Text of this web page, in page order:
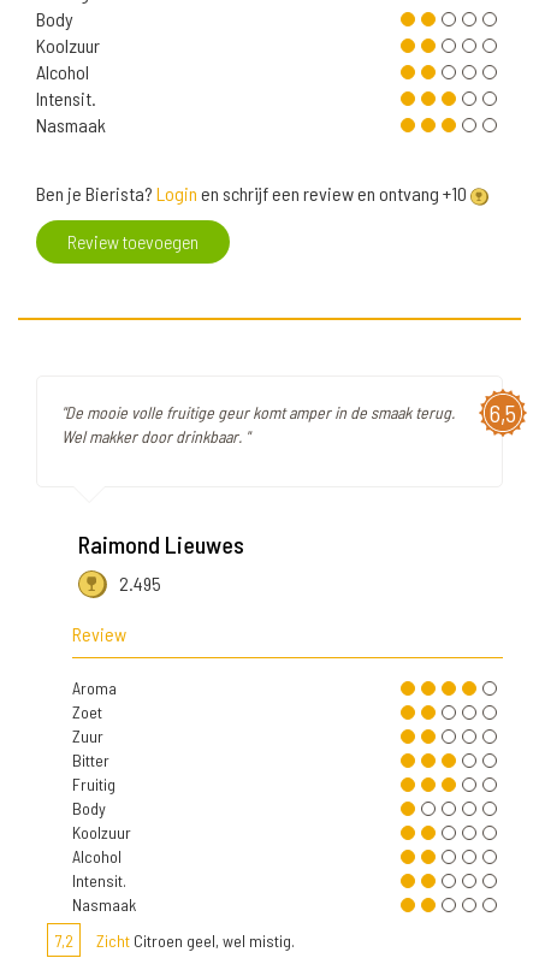
Body
Koolzuur
Alcohol
Intensit.
Nasmaak
Ben je Bierista? Login en schrijf een review en ontvang +10
Review toevoegen
6,5
"De mooie volle fruitige geur komt amper in de smaak terug.
Wel makker door drinkbaar. "
Raimond Lieuwes
2.495
Review
Aroma
Zoet
Zuur
Bitter
Fruitig
Body
Koolzuur
Alcohol
Intensit.
Nasmaak
7,2
Zicht Citroen geel, wel mistig.